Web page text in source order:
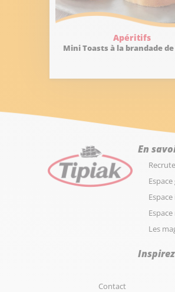
Apéritifs
Mini Toasts à la brandade
En
Les
Contact